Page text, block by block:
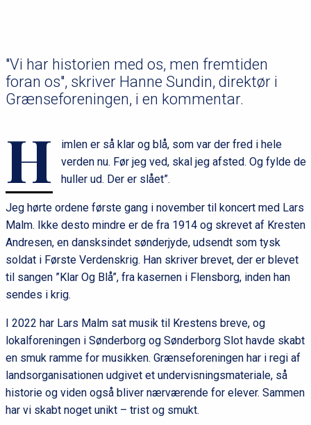
"Vi har historien med os, men fremtiden
foran os", skriver Hanne Sundin, direktør i
Grænseforeningen, i en kommentar.
H
imlen er så klar og blå, som var der fred i hele
verden nu. Før jeg ved, skal jeg afsted. Og fylde de
huller ud. Der er slået”.
Jeg hørte ordene første gang i november til koncert med Lars
Malm. Ikke desto mindre er de fra 1914 og skrevet af Kresten
Andresen, en dansksindet sønderjyde, udsendt som tysk
soldat i Første Verdenskrig. Han skriver brevet, der er blevet
til sangen ”Klar Og Blå”, fra kasernen i Flensborg, inden han
sendes i krig.
I 2022 har Lars Malm sat musik til Krestens breve, og
lokalforeningen i Sønderborg og Sønderborg Slot havde skabt
en smuk ramme for musikken. Grænseforeningen har i regi af
landsorganisationen udgivet et undervisningsmateriale, så
historie og viden også bliver nærværende for elever. Sammen
har vi skabt noget unikt – trist og smukt.